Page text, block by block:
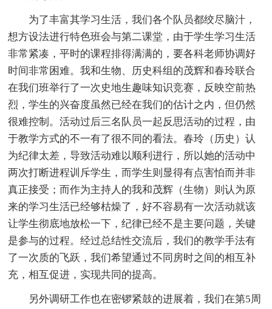
为了丰富其学习生活，我们各个队员都绞尽脑汁，
想方设法进行特色班会与第二课堂，由于学生学习生活
非常紧凑，平时的课程排得满满的，要各科老师协调好
时间非常困难。我和生物、历史科组的茂辉和春玲联合
在我们班举行了一次史地生趣味知识竞赛，反映空前热
烈，学生的兴奋度虽然已经在我们的估计之内，但仍然
很难控制。活动过后三名队员一起反思活动的过程，由
于教学方式的不一有了很不同的看法。春玲（历史）认
为纪律太差，导致活动难以顺利进行，所以她的活动中
两次打断进程训斥学生，而学生则显得有点害怕而并非
真正接受；而作为主持人的我和茂辉（生物）则认为原
来的学习生活已经够枯燥了，好不容易有一次活动就该
让学生彻底地放松一下，纪律已经不是主要问题，关键
是参与的过程。经过总结性交流后，我们的教学手法有
了一次质的飞跃，我们希望通过不同房时之间的相互补
充，相互促进，实现共同的提高。
另外调研工作也在密锣紧鼓的进展着，我们在第5周